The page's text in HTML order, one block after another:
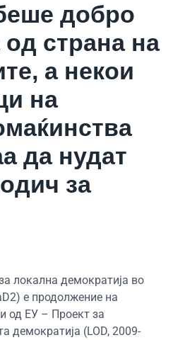
добро
страна на
а некои
на
да нудат
за
локална демократија во
е продолжение на
од ЕУ – Проект за
демократија (LOD, 2009-